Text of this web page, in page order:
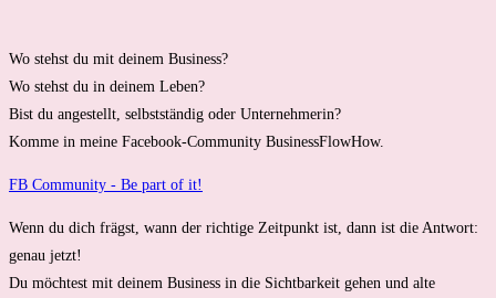
Wo stehst du mit deinem Business?
Wo stehst du in deinem Leben?
Bist du angestellt, selbstständig oder Unternehmerin?
Komme in meine Facebook-Community BusinessFlowHow.
FB Community - Be part of it!
Wenn du dich frägst, wann der richtige Zeitpunkt ist, dann ist die Antwort:
genau jetzt!
Du möchtest mit deinem Business in die Sichtbarkeit gehen und alte